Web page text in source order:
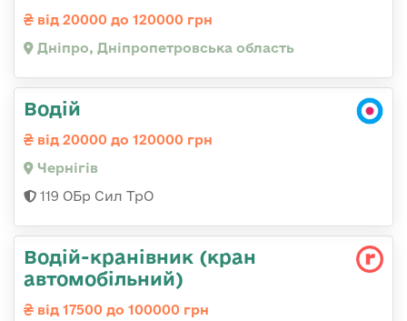
від 20000 до 120000 грн
Дніпро, Дніпропетровська область
Водій
від 20000 до 120000 грн
Чернігів
119 ОБр Сил ТрО
Водій-кранівник (кран
автомобільний)
від 17500 до 100000 грн